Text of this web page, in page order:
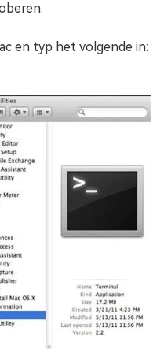
en typ het volgende in: